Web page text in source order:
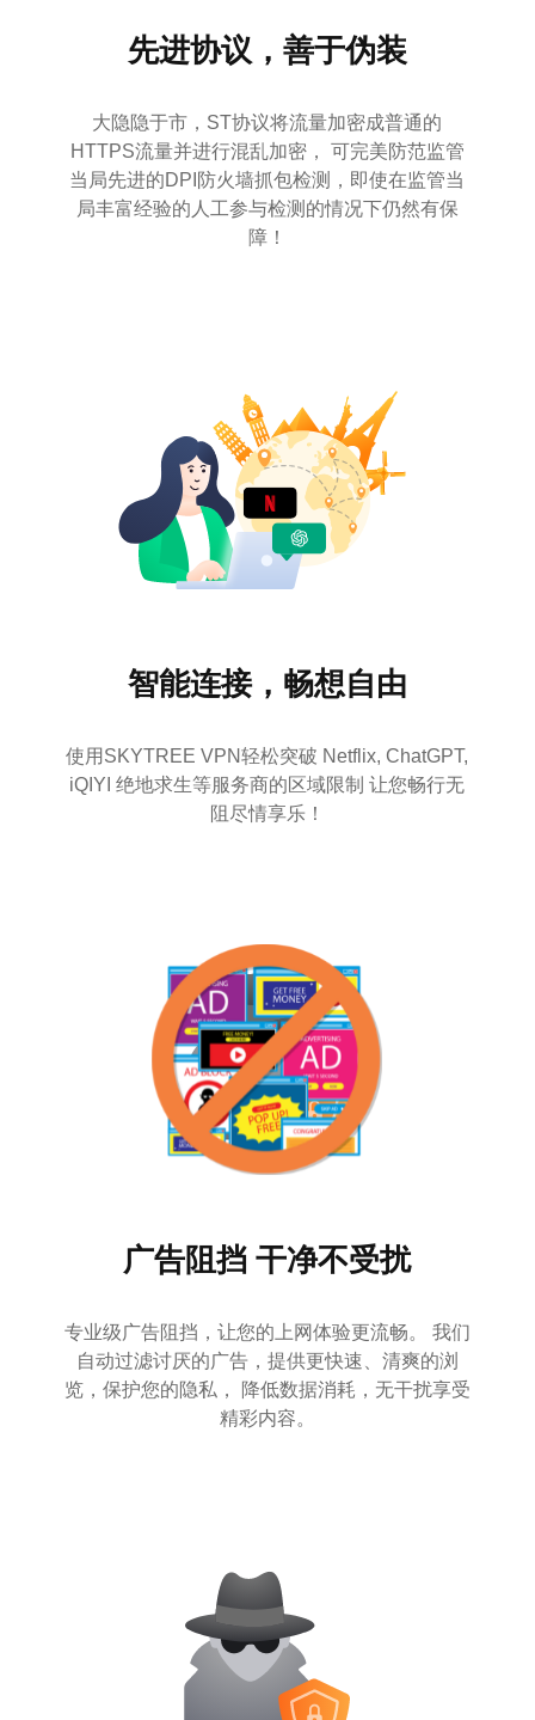
先进协议，善于伪装
大隐隐于市，ST协议将流量加密成普通的
HTTPS流量并进行混乱加密， 可完美防范监管
当局先进的DPI防火墙抓包检测，即使在监管当
局丰富经验的人工参与检测的情况下仍然有保
障！
智能连接，畅想自由
使用SKYTREE VPN轻松突破 Netflix, ChatGPT,
iQIYI 绝地求生等服务商的区域限制 让您畅行无
阻尽情享乐！
广告阻挡 干净不受扰
专业级广告阻挡，让您的上网体验更流畅。 我们
自动过滤讨厌的广告，提供更快速、清爽的浏
览，保护您的隐私， 降低数据消耗，无干扰享受
精彩内容。